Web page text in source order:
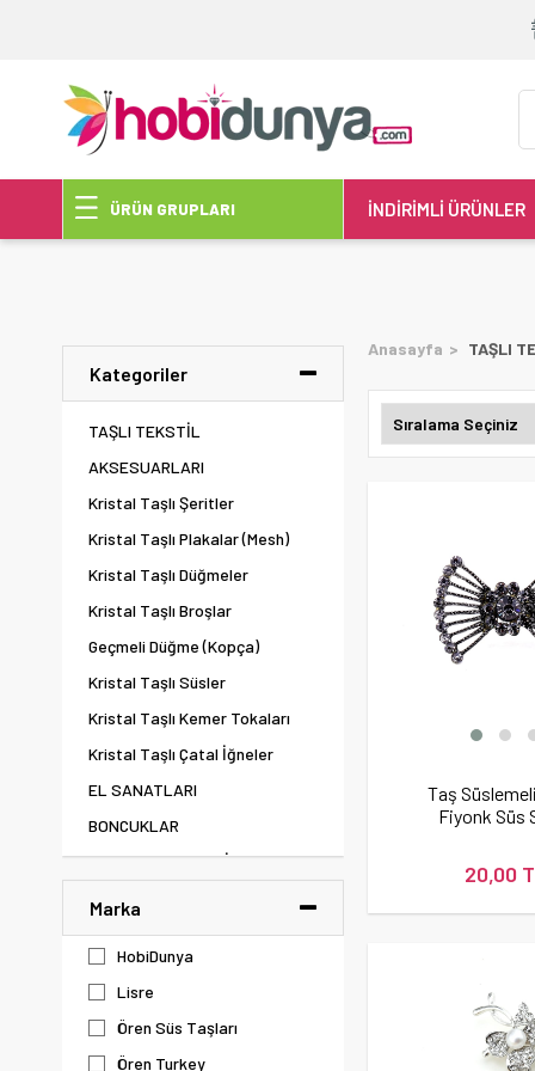
ÜRÜN GRUPLARI İNDİRİMLİ ÜRÜNLER
Kategoriler
TAŞLI TEKSTİL
AKSESUARLARI
Kristal Taşlı Şeritler
Kristal Taşlı Plakalar (Mesh)
Kristal Taşlı Düğmeler
Kristal Taşlı Broşlar
Geçmeli Düğme (Kopça)
Kristal Taşlı Süsler
Kristal Taşlı Kemer Tokaları
Kristal Taşlı Çatal İğneler
EL SANATLARI
BONCUKLAR
TAKI MALZEMELERİ
TESBİH MALZEMELERİ
TAŞLI DESEN & APLİKE &
MOTİF
DANTEL - GÜPÜR - KURDELE -
Marka
HobiDunya
Lisre
Ören Süs Taşları
Ören Turkey
Anasayfa TAŞLI
Taş
Fiyonk Süs
20,00